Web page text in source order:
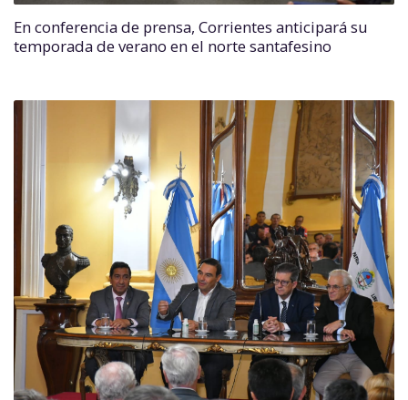
En conferencia de prensa, Corrientes anticipará su
temporada de verano en el norte santafesino